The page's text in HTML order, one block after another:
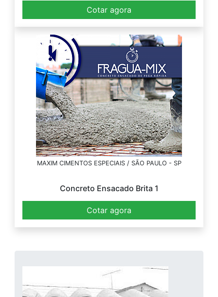
Cotar agora
MAXIM CIMENTOS ESPECIAIS / SÃO PAULO - SP
Concreto Ensacado Brita 1
Cotar agora